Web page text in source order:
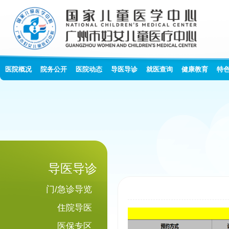
医院概况 院务公开 医院动态 导医导诊 就医查询 健康教育 特
导医导诊
门/急诊导览
住院导医
医保专区